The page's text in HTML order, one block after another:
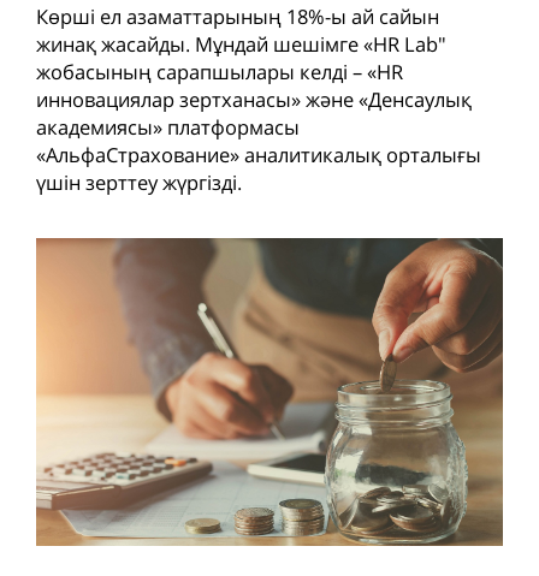
Көрші ел азаматтарының 18%-ы ай сайын
жинақ жасайды. Мұндай шешімге «HR Lab"
жобасының сарапшылары келді – «HR
инновациялар зертханасы» және «Денсаулық
академиясы» платформасы
«АльфаСтрахование» аналитикалық орталығы
үшін зерттеу жүргізді.